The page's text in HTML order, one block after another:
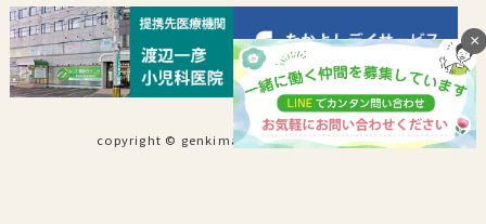
copyright © genkimaru .All Rights Reserved
×